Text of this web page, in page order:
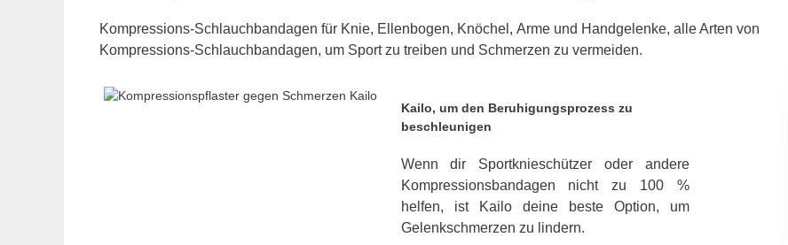
Kompressions-Schlauchbandagen für Knie, Ellenbogen, Knöchel, Arme und Handgelenke, alle Arten von
Kompressions-Schlauchbandagen, um Sport zu treiben und Schmerzen zu vermeiden.
Kailo, um den Beruhigungsprozess zu
beschleunigen
Wenn dir Sportknieschützer oder andere
Kompressionsbandagen nicht zu 100 %
helfen, ist Kailo deine beste Option, um
Gelenkschmerzen zu lindern.